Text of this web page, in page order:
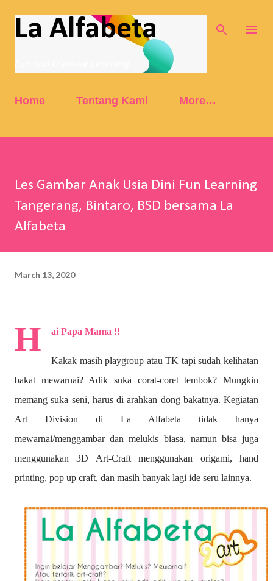
Skip to main content
La Alfabeta
Home Tentang Kami More…
Les Gambar Anak Usia Dini Fun Learning
Tangerang, Bintaro, BSD bersama La
Alfabeta
March 13, 2020
H ai Papa Mama !!
Kakak masih playgroup atau TK tapi sudah kelihatan
bakat mewarnai? Adik suka corat-coret tembok? Mungkin
memang suka seni, harus di arahkan dong bakatnya. Kegiatan
Art Division di La Alfabeta tidak hanya
mewarnai/menggambar dan melukis biasa, namun bisa juga
menggunakan 3D Art-Craft menggunakan origami, hand
printing, pop up craft, dan masih banyak lagi ide seru lainnya.